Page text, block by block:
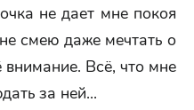
не дает мне покоя
смею даже мечтать о
внимание. Всё, что мне
за ней...